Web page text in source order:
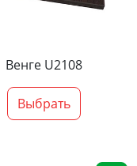
Венге U2108
Выбрать